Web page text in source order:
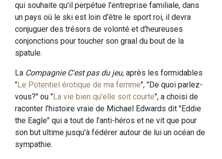
qui souhaite qu'il perpétue l'entreprise familiale, dans
un pays où le ski est loin d'être le sport roi, il devra
conjuguer des trésors de volonté et d'heureuses
conjonctions pour toucher son graal du bout de la
spatule.
La Compagnie C'est pas du jeu, après les formidables
"Le Potentiel érotique de ma femme", "De quoi parlez-
vous?" ou "La vie bien qu'elle soit courte", a choisi de
raconter l'histoire vraie de Michael Edwards dit "Eddie
the Eagle" qui a tout de l'anti-héros et ne vit que pour
son but ultime jusqu'à fédérer autour de lui un océan de
sympathie.